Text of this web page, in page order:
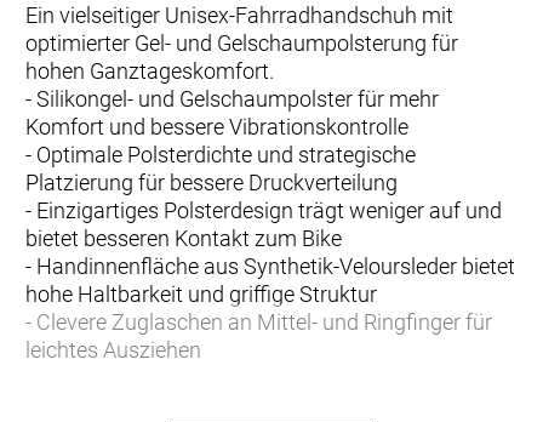
Ein vielseitiger Unisex-Fahrradhandschuh mit
optimierter Gel- und Gelschaumpolsterung für
hohen Ganztageskomfort.
- Silikongel- und Gelschaumpolster für mehr
Komfort und bessere Vibrationskontrolle
- Optimale Polsterdichte und strategische
Platzierung für bessere Druckverteilung
- Einzigartiges Polsterdesign trägt weniger auf und
bietet besseren Kontakt zum Bike
- Handinnenfläche aus Synthetik-Veloursleder bietet
hohe Haltbarkeit und griffige Struktur
- Clevere Zuglaschen an Mittel- und Ringfinger für
leichtes Ausziehen